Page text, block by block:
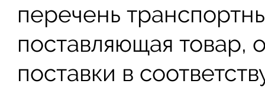
перечень
поставляющая товар,
поставки в